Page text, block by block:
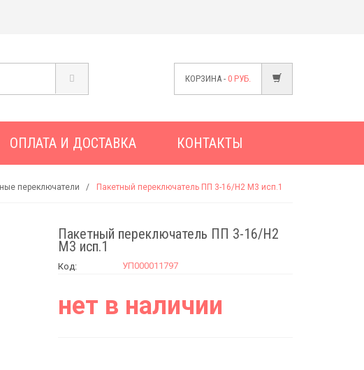
КОРЗИНА - 0 РУБ.
ОПЛАТА И ДОСТАВКА КОНТАКТЫ
переключатели Пакетный переключатель ПП 3-16/Н2 М3 исп.1
Пакетный переключатель ПП 3-16/Н2
М3 исп.1
Код: УП000011797
нет в наличии